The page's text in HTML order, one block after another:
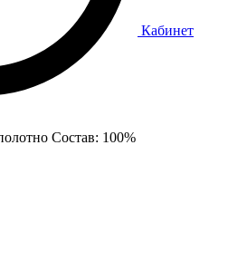
Состав: 100%
Кабинет